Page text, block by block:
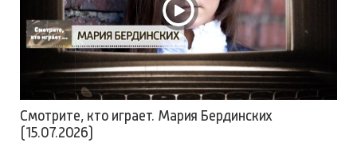
Смотрите, кто играет. Мария Бердинских
(15.07.2026)